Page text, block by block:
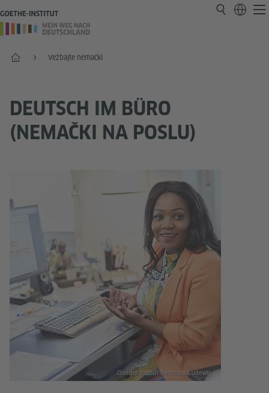
Početak Vežbajte nemački
DEUTSCH IM BÜRO
(NEMAČKI NA POSLU)
Goethe-Institut/Bernhard Ludewig